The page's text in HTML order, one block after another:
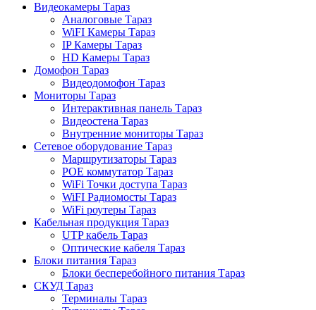
Видеокамеры Тараз
Аналоговые Тараз
WiFI Камеры Тараз
IP Камеры Тараз
HD Камеры Тараз
Домофон Тараз
Видеодомофон Тараз
Мониторы Тараз
Интерактивная панель Тараз
Видеостена Тараз
Внутренние мониторы Тараз
Сетевое оборудование Тараз
Маршрутизаторы Тараз
POE коммутатор Тараз
WiFi Точки доступа Тараз
WiFI Радиомосты Тараз
WiFi роутеры Тараз
Кабельная продукция Тараз
UTP кабель Тараз
Оптические кабеля Тараз
Блоки питания Тараз
Блоки бесперебойного питания Тараз
СКУД Тараз
Терминалы Тараз